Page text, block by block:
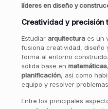
líderes en diseño y
Creatividad y precisión
Estudiar arquitecturaes un
fusiona creatividad, diseño
forma al entorno
sólida base en matemáticas,
planificación, así como
equipo y resolver
Entre los principales